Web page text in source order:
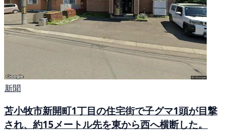
新聞
苫小牧市新開町1丁目の住宅街で子グマ1頭が目撃
され、約15メートル先を東から西へ横断した。